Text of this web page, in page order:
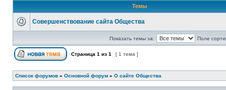
Темы
Совершенствование сайта Общества
Показать темы за: Поле
Страница 1 из 1 [ 1 тема ]
Список форумов » Основной форум » О сайте Общества